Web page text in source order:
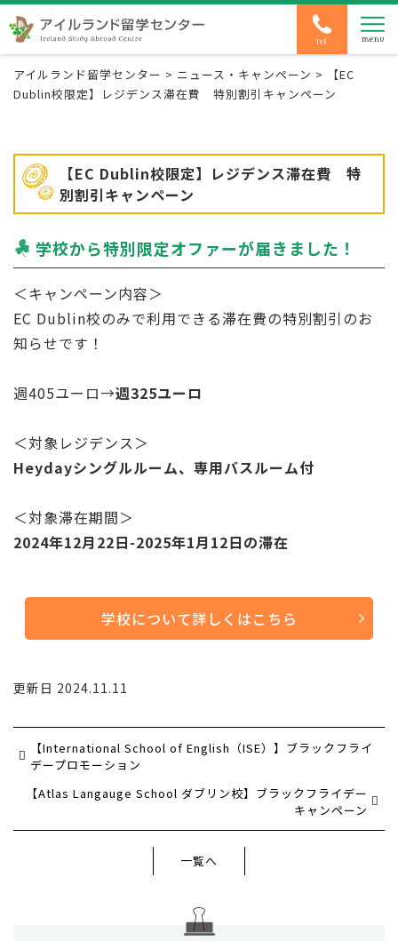
アイルランド留学センター > ニュース・キャンペーン >
【EC
Dublin校限定】レジデンス滞在費 特別割引キャンペーン
【EC Dublin校限定】レジデンス滞在費 特
別割引キャンペーン
学校から特別限定オファーが届きました！
＜キャンペーン内容＞
EC Dublin校のみで利用できる滞在費の特別割引のお
知らせです！
週405ユーロ→週325ユーロ
＜対象レジデンス＞
Heydayシングルルーム、専用バスルーム付
＜対象滞在期間＞
2024年12月22日-2025年1月12日の滞在
学校について詳しくはこちら
更新日 2024.11.11
【International School of English（ISE）】ブラックフライ
デープロモーション
一覧へ
【Atlas Langauge School ダブリン校】ブラックフライデー
キャンペーン